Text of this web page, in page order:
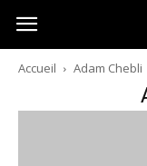
Australia-
australie.com
Accueil Adam Chebli